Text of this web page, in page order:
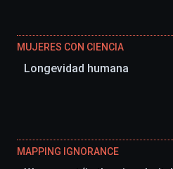
MUJERES CON CIENCIA
Longevidad humana
MAPPING IGNORANCE